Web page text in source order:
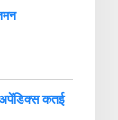
कतई